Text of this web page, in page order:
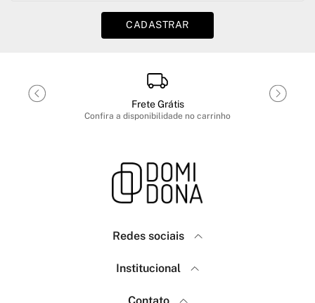
CADASTRAR
Frete Grátis
Confira a disponibilidade no carrinho
Redes sociais
Institucional
Política de Privacidade